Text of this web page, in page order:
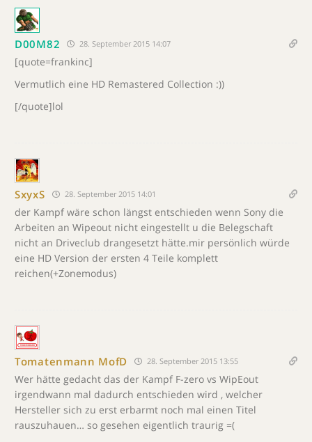
D00M82 28. September 2015 14:07
[quote=frankinc]
Vermutlich eine HD Remastered Collection :))
[/quote]lol
SxyxS 28. September 2015 14:01
der Kampf wäre schon längst entschieden wenn Sony die
Arbeiten an Wipeout nicht eingestellt u die Belegschaft
nicht an Driveclub drangesetzt hätte.mir persönlich würde
eine HD Version der ersten 4 Teile komplett
reichen(+Zonemodus)
Tomatenmann MofD 28. September 2015 13:55
Wer hätte gedacht das der Kampf F-zero vs WipEout
irgendwann mal dadurch entschieden wird , welcher
Hersteller sich zu erst erbarmt noch mal einen Titel
rauszuhauen… so gesehen eigentlich traurig =(